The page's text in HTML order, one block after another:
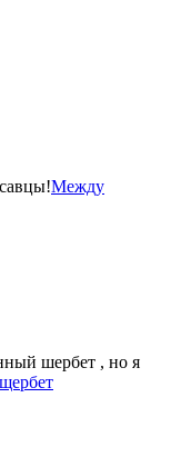
Между
шербет , но я